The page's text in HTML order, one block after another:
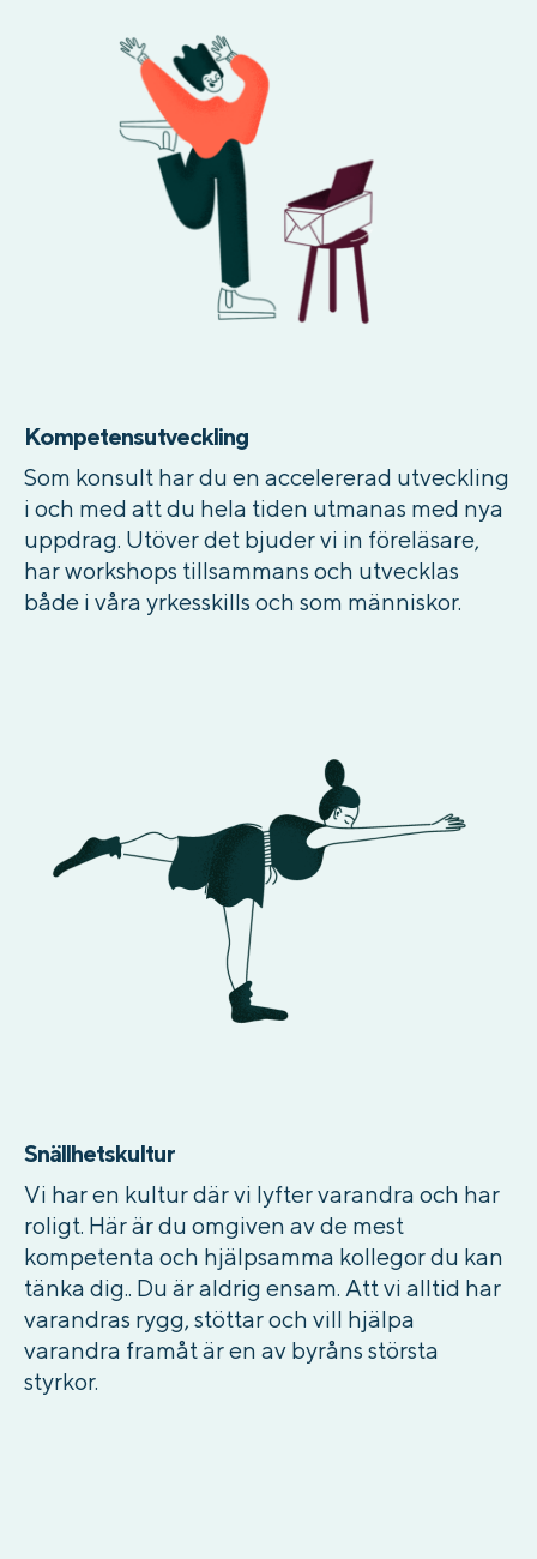
Kompetensutveckling
Som konsult har du en accelererad utveckling
i och med att du hela tiden utmanas med nya
uppdrag. Utöver det bjuder vi in föreläsare,
har workshops tillsammans och utvecklas
både i våra yrkesskills och som människor.
Snällhetskultur
Vi har en kultur där vi lyfter varandra och har
roligt. Här är du omgiven av de mest
kompetenta och hjälpsamma kollegor du kan
tänka dig.. Du är aldrig ensam. Att vi alltid har
varandras rygg, stöttar och vill hjälpa
varandra framåt är en av byråns största
styrkor.